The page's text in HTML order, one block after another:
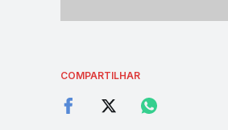
COMPARTILHAR